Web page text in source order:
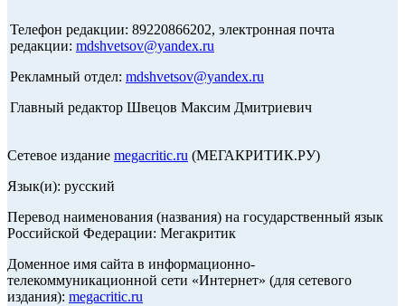
Телефон редакции: 89220866202, электронная почта
редакции: mdshvetsov@yandex.ru
Рекламный отдел: mdshvetsov@yandex.ru
Главный редактор Швецов Максим Дмитриевич
Сетевое издание megacritic.ru (МЕГАКРИТИК.РУ)
Язык(и): русский
Перевод наименования (названия) на государственный язык
Российской Федерации: Мегакритик
Доменное имя сайта в информационно-
телекоммуникационной сети «Интернет» (для сетевого
издания): megacritic.ru